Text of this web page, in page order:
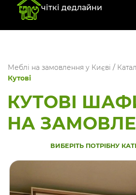
чіткі дедлайни
Меблі на замовлення у Києві /
Кутові
КУТОВІ
НА
ВИБЕРІТЬ ПОТРІБНУ